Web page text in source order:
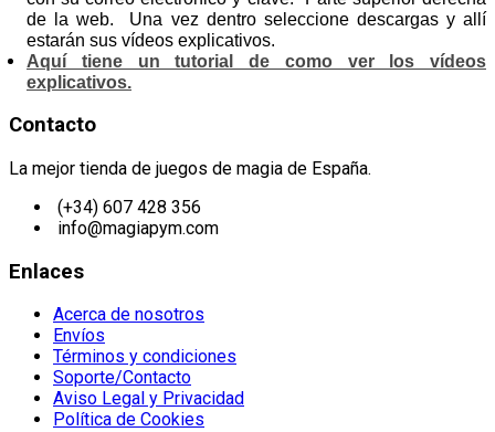
de la web. Una vez dentro seleccione descargas y allí
estarán sus vídeos explicativos.
Aquí tiene un tutorial de como ver los vídeos
explicativos.
Contacto
La mejor tienda de juegos de magia de España.
(+34) 607 428 356
info@magiapym.com
Enlaces
Acerca de nosotros
Envíos
Términos y condiciones
Soporte/Contacto
Aviso Legal y Privacidad
Política de Cookies